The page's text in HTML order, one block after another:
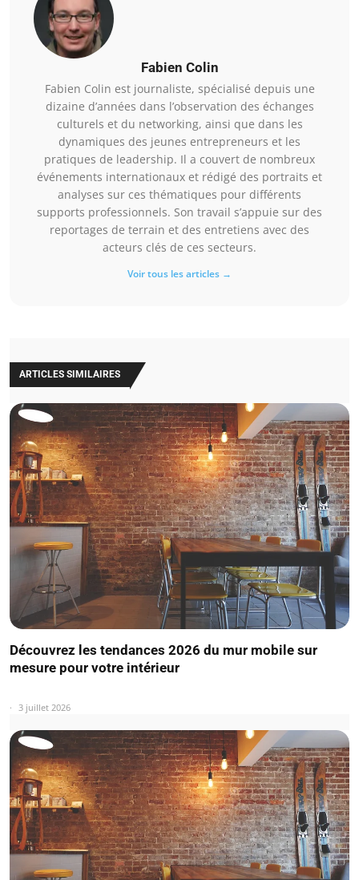
Fabien Colin
Fabien Colin est journaliste, spécialisé depuis une
dizaine d’années dans l’observation des échanges
culturels et du networking, ainsi que dans les
dynamiques des jeunes entrepreneurs et les
pratiques de leadership. Il a couvert de nombreux
événements internationaux et rédigé des portraits et
analyses sur ces thématiques pour différents
supports professionnels. Son travail s’appuie sur des
reportages de terrain et des entretiens avec des
acteurs clés de ces secteurs.
Voir tous les articles →
ARTICLES SIMILAIRES
Découvrez les tendances 2026 du mur mobile sur
mesure pour votre intérieur
3 juillet 2026